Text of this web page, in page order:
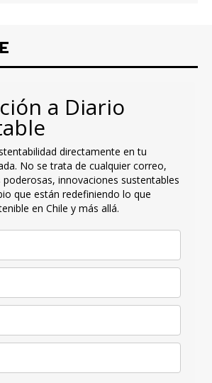
a Diario
directamente en tu
No se trata de cualquier correo,
innovaciones sustentables
que están redefiniendo lo que
en Chile y más allá.